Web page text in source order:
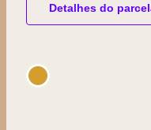
Detalhes do